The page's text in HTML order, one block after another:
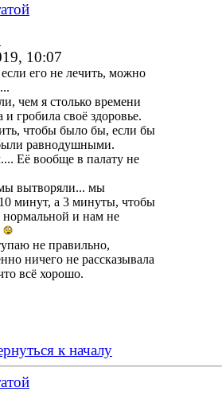
10:07
его не лечить, можно
чем я столько времени
гробила своё здоровье.
чтобы было бы, если бы
равнодушными.
Её вообще в палату не
вытворяли... мы
минут, а 3 минуты, чтобы
нормальной и нам не
не правильно,
ничего не рассказывала
всё хорошо.
к началу